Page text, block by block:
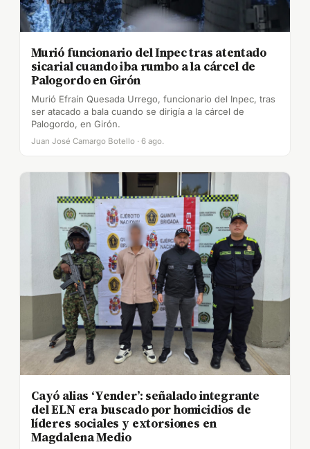
Murió funcionario del Inpec tras atentado
sicarial cuando iba rumbo a la cárcel de
Palogordo en Girón
Murió Efraín Quesada Urrego, funcionario del Inpec, tras
ser atacado a bala cuando se dirigía a la cárcel de
Palogordo, en Girón.
Juan José Camargo Botello · 6 ago.
Cayó alias ‘Yender’: señalado integrante
del ELN era buscado por homicidios de
líderes sociales y extorsiones en
Magdalena Medio